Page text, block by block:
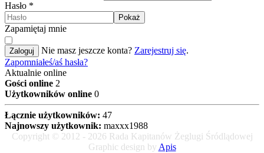
Hasło *
Pokaż
Zapamiętaj mnie
Zaloguj Nie masz jeszcze konta? Zarejestruj się.
Zapomniałeś/aś hasła?
Aktualnie online
Gości online 2
Użytkowników online 0
Łącznie użytkowników: 47
Najnowszy użytkownik: maxxx1988
Copyright © 2012 - 2026 Rada Kapitanów Żeglugi Śródlądowej
Graphic design by Apis